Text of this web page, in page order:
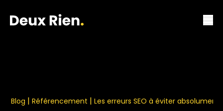
Blog | Référencement | Les erreurs SEO à éviter